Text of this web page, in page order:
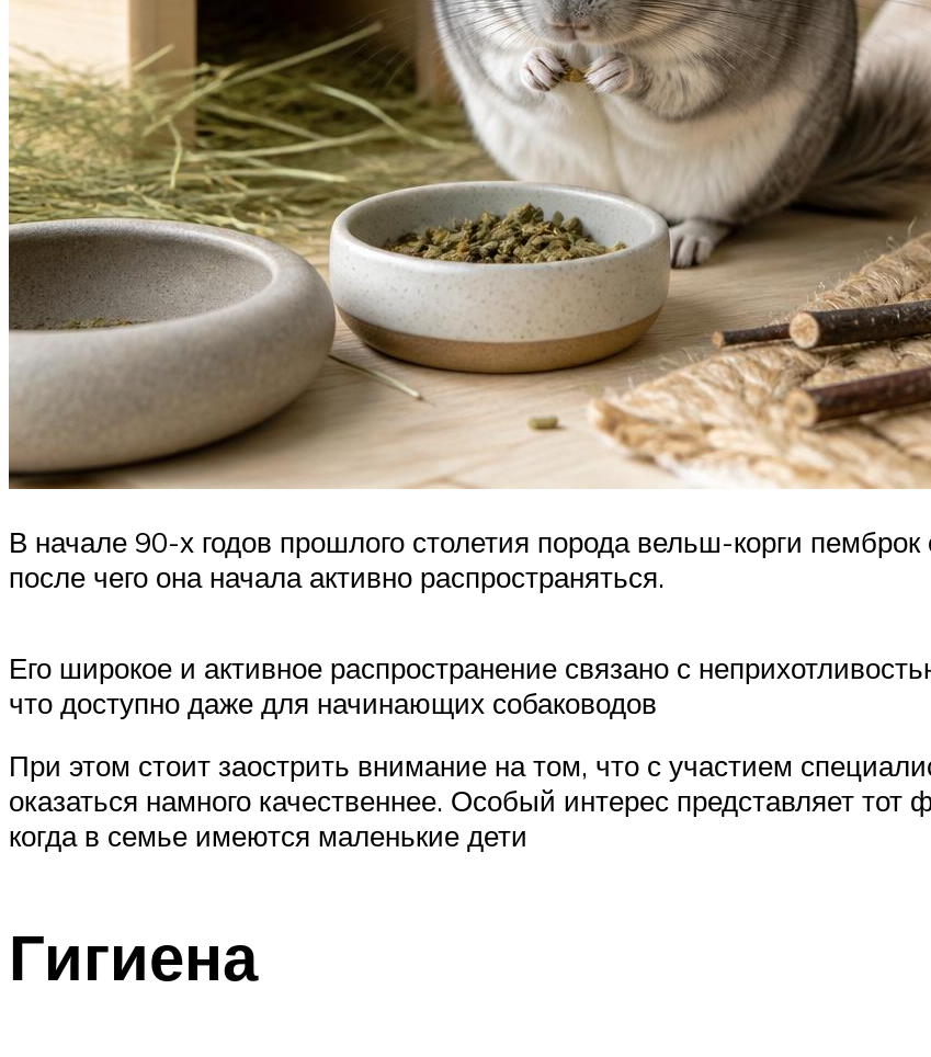
В начале 90-х годов прошлого столетия порода вельш-корги
после чего она начала активно распространяться.
Его широкое и активное распространение связано с
что доступно даже для начинающих собаководов
При этом стоит заострить внимание на том, что с участием
оказаться намного качественнее. Особый интерес представляет тот
когда в семье имеются маленькие дети
Гигиена